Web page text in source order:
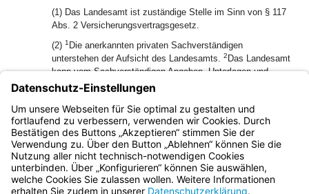
(1) Das Landesamt ist zuständige Stelle im Sinn von § 117
Abs. 2 Versicherungsvertragsgesetz.
(2) 1 Die anerkannten privaten Sachverständigen
unterstehen der Aufsicht des Landesamts. 2 Das Landesamt
kann vom Sachverständigen Angaben, Unterlagen und
Daten verlangen, die sich auf den Fortbestand der
Anerkennungsvoraussetzungen, auf die Ausübung der
Aufgaben und die Einhaltung der besonderen Pflichten des
Sachverständigen beziehen.
Bayern.de
BayernPortal